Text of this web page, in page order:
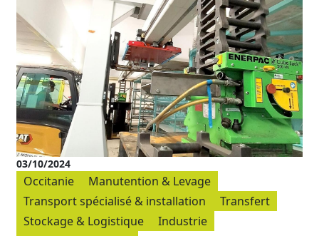
03/10/2024
Occitanie
Manutention & Levage
Transport spécialisé & installation
Transfert
Stockage & Logistique
Industrie